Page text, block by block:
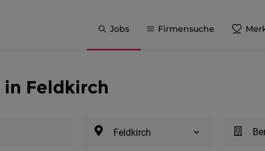
Jobs Firmensuche
in Feldkirch
Feldkirch